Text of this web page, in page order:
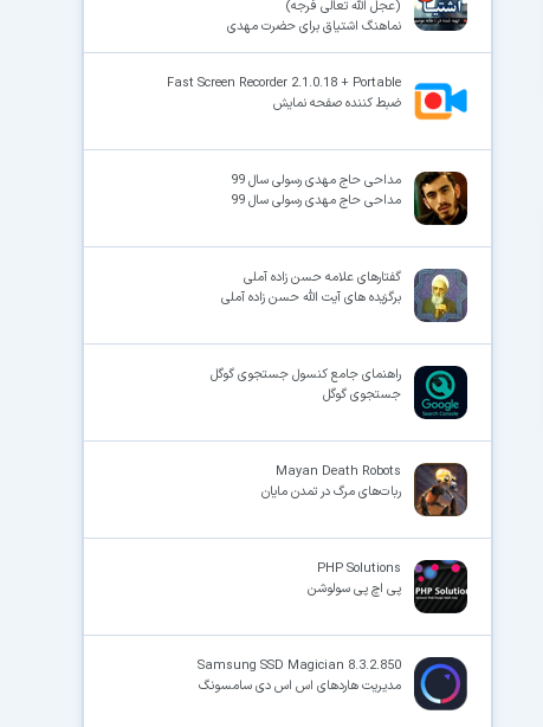
(عجل الله تعالی فرجه)
نماهنگ اشتیاق برای حضرت مهدی
Fast Screen Recorder 2.1.0.18 + Portable
ضبط کننده صفحه نمایش
مداحی حاج مهدی رسولی سال 99
مداحی حاج مهدی رسولی سال 99
گفتارهای علامه حسن زاده آملی
برگزیده های آیت الله حسن زاده آملی
راهنمای جامع کنسول جستجوی گوگل
جستجوی گوگل
Mayan Death Robots
ربات‌های مرگ در تمدن مایان
PHP Solutions
پی اچ پی سولوشن
Samsung SSD Magician 8.3.2.850
مدیریت هاردهای اس اس دی سامسونگ